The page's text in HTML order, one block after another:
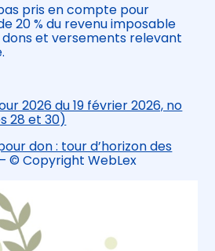
pris en compte pour
20 % du revenu imposable
et versements relevant
2026 du 19 février 2026, no
28 et 30)
don : tour d’horizon des
– © Copyright WebLex